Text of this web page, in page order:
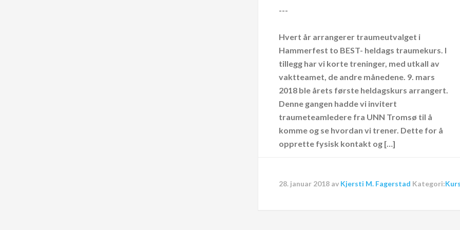
---
Hvert år arrangerer traumeutvalget i
Hammerfest to BEST- heldags traumekurs. I
tillegg har vi korte treninger, med utkall av
vaktteamet, de andre månedene. 9. mars
2018 ble årets første heldagskurs arrangert.
Denne gangen hadde vi invitert
traumeteamledere fra UNN Tromsø til å
komme og se hvordan vi trener. Dette for å
opprette fysisk kontakt og […]
28. januar 2018 av Kjersti M. Fagerstad Kategori: